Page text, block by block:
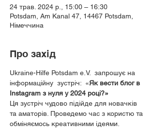
24 трав. 2024 р., 15:00 – 16:30
Potsdam, Am Kanal 47, 14467 Potsdam,
Німеччина
Про захід
Ukraine-Hilfe Potsdam e.V.  запрошує на
інформаційну  зустріч:  «Як вести блог в
Instagram з нуля у 2024 році?»
Ця зустріч чудово підійде для новачків
та аматорів. Проведемо час з користю та
обміняємось креативними ідеями.